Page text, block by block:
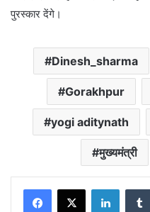
पुरस्कार देंगे।
Dinesh_sharma
Gorakhpur
yogi aditynath
मुख्यमंत्री